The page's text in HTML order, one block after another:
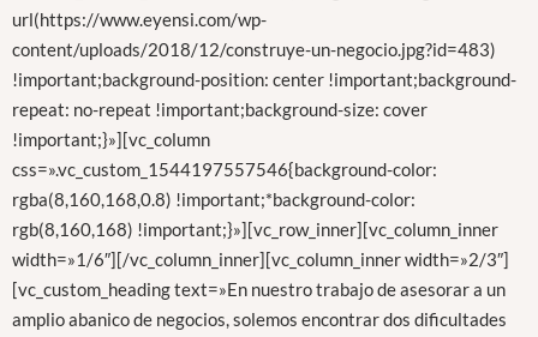
url(https://www.eyensi.com/wp-
content/uploads/2018/12/construye-un-negocio.jpg?id=483)
!important;background-position: center !important;background-
repeat: no-repeat !important;background-size: cover
!important;}»][vc_column
css=».vc_custom_1544197557546{background-color:
rgba(8,160,168,0.8) !important;*background-color:
rgb(8,160,168) !important;}»][vc_row_inner][vc_column_inner
width=»1/6″][/vc_column_inner][vc_column_inner width=»2/3″]
[vc_custom_heading text=»En nuestro trabajo de asesorar a un
amplio abanico de negocios, solemos encontrar dos dificultades